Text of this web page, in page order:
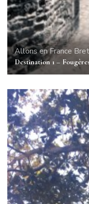
Allons en France
Destination 1 –